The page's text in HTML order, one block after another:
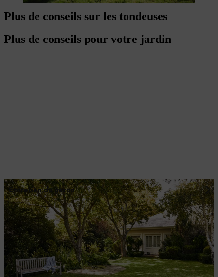
Plus de conseils sur les tondeuses
Plus de conseils pour votre jardin
Entretien du gazon